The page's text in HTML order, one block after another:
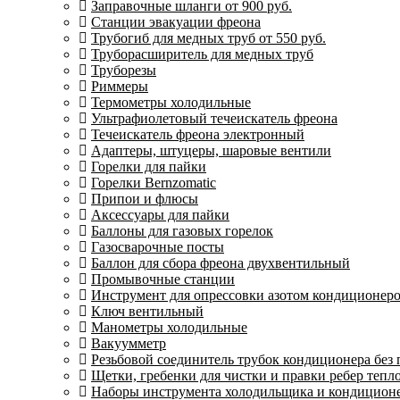
Заправочные шланги от 900 руб.
Станции эвакуации фреона
Трубогиб для медных труб от 550 руб.
Труборасширитель для медных труб
Труборезы
Риммеры
Термометры холодильные
Ультрафиолетовый течеискатель фреона
Течеискатель фреона электронный
Адаптеры, штуцеры, шаровые вентили
Горелки для пайки
Горелки Bernzomatic
Припои и флюсы
Аксессуары для пайки
Баллоны для газовых горелок
Газосварочные посты
Баллон для сбора фреона двухвентильный
Промывочные станции
Инструмент для опрессовки азотом
Ключ вентильный
Манометры холодильные
Вакуумметр
Резьбовой соединитель трубок кондиционера без
Щетки, гребенки для чистки и правки ребер
Наборы инструмента холодильщика и